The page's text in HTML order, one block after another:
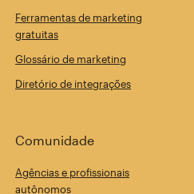
Ferramentas de marketing
gratuitas
Glossário de marketing
Diretório de integrações
Comunidade
Agências e profissionais
autônomos